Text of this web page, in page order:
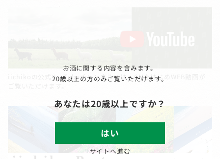
iichikoの公式YouTubeチャンネルでは、CMをはじめWEB動画が
お酒に関する内容を含みます。
20歳以上の方のみご覧いただけます。
あなたは20歳以上ですか？
はい
サイトへ進む